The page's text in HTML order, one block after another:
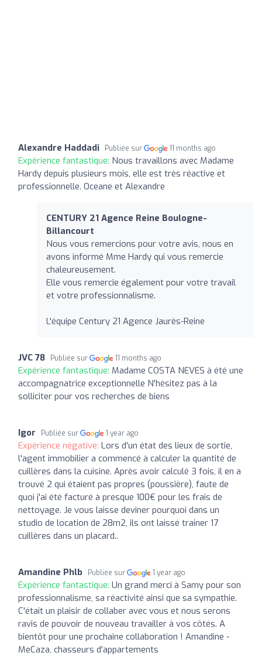
Alexandre Haddadi Publiée sur 11 months ago
Expérience fantastique: Nous travaillons avec Madame
Hardy depuis plusieurs mois, elle est très réactive et
professionnelle. Oceane et Alexandre
CENTURY 21 Agence Reine Boulogne-
Billancourt
Nous vous remercions pour votre avis, nous en
avons informé Mme Hardy qui vous remercie
chaleureusement.
Elle vous remercie également pour votre travail
et votre professionnalisme.
L'équipe Century 21 Agence Jaurès-Reine
JVC 78 Publiée sur 11 months ago
Expérience fantastique: Madame COSTA NEVES à été une
accompagnatrice exceptionnelle N'hésitez pas à la
solliciter pour vos recherches de biens
Igor Publiée sur 1 year ago
Expérience négative: Lors d'un état des lieux de sortie,
l'agent immobilier a commencé à calculer la quantité de
cuillères dans la cuisine. Après avoir calculé 3 fois, il en a
trouvé 2 qui étaient pas propres (poussière), faute de
quoi j'ai été facturé à presque 100€ pour les frais de
nettoyage. Je vous laisse deviner pourquoi dans un
studio de location de 28m2, ils ont laissé trainer 17
cuillères dans un placard..
Amandine Phlb Publiée sur 1 year ago
Expérience fantastique: Un grand merci à Samy pour son
professionnalisme, sa réactivité ainsi que sa sympathie.
C'était un plaisir de collaber avec vous et nous serons
ravis de pouvoir de nouveau travailler à vos côtés. A
bientôt pour une prochaine collaboration ! Amandine -
MeCaza, chasseurs d'appartements